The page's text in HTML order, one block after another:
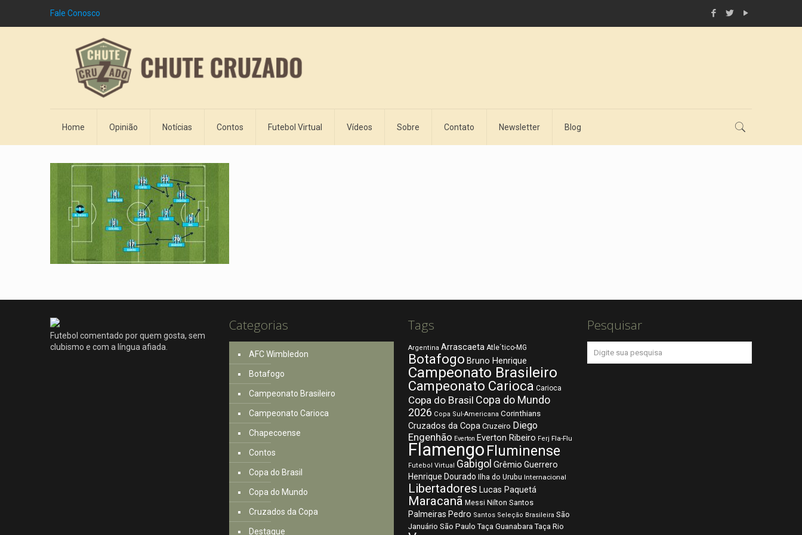
Fale Conosco
Home Opinião Notícias Contos Futebol Virtual Vídeos Sobre Contato Newsletter Blog
Futebol comentado por quem gosta, sem
clubismo e com a língua afiada.
Categorias
AFC Wimbledon
Botafogo
Campeonato Brasileiro
Campeonato Carioca
Chapecoense
Contos
Copa do Brasil
Copa do Mundo
Cruzados da Copa
Destaque
Tags
Argentina Arrascaeta Atle´tico-MG
Botafogo Bruno Henrique
Campeonato Brasileiro
Campeonato Carioca Carioca
Copa do Brasil Copa do Mundo
2026 Copa Sul-Americana Corinthians
Cruzados da Copa Cruzeiro Diego
Engenhão Everton Everton Ribeiro Ferj Fla-Flu
Flamengo Fluminense
Futebol Virtual Gabigol Grêmio Guerrero
Henrique Dourado Ilha do Urubu Internacional
Libertadores Lucas Paquetá
Maracanã Messi Nilton Santos
Palmeiras Pedro Santos Seleção Brasileira São
Januário São Paulo Taça Guanabara Taça Rio
Pesquisar